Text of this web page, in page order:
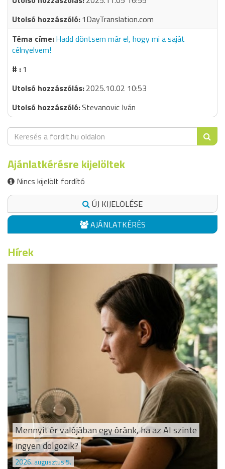
1DayTranslation.com
Hadd döntsem már el, hogy mi a saját
célnyelvem!
1
2025.10.02 10:53
Stevanovic Iván
Ajánlatkérésre kijelöltek
Nincs kijelölt fordító
ÚJ KIJELÖLÉSE
AJÁNLATKÉRÉS
Hírek
Mennyit ér valójában egy óránk, ha az AI szinte
ingyen dolgozik?
2026. augusztus 5.